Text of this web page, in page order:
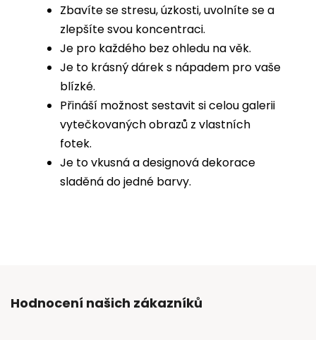
Zbavíte se stresu, úzkosti, uvolníte se a
zlepšíte svou koncentraci.
Je pro každého bez ohledu na věk.
Je to krásný dárek s nápadem pro vaše
blízké.
Přináší možnost sestavit si celou galerii
vytečkovaných obrazů z vlastních
fotek.
Je to vkusná a designová dekorace
sladěná do jedné barvy.
Hodnocení našich zákazníků